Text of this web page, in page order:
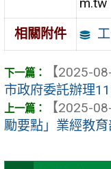
相關附件
【2025-
市政府委託辦理
【2025-
勵要點」業經教